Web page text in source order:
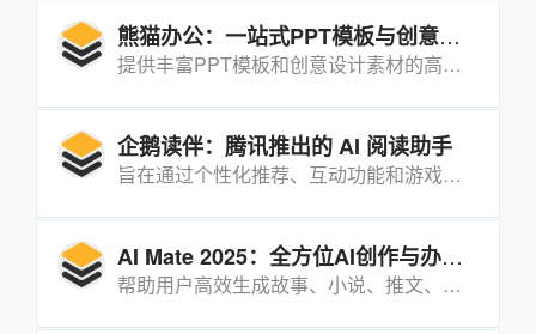
熊猫办公：一站式PPT模板与创意设计素材平台
提供丰富PPT模板和创意设计素材的高效办公平台，支持用户通过签到抽奖等方式获取会员权益，助力用户提升办公效率和设计水平。
企鹅读伴：腾讯推出的 AI 阅读助手
旨在通过个性化推荐、互动功能和游戏化激励等方式，激发学生的阅读兴趣，提升阅读能力和核心素养。
AI Mate 2025：全方位AI创作与办公助手
帮助用户高效生成故事、小说、推文、视频脚本、艺术图片、音乐等多种内容，同时支持文案创作、改写、润色、翻译、PPT制作等功能，满足内容创作者、职场人士和普通用户的多样化需求。